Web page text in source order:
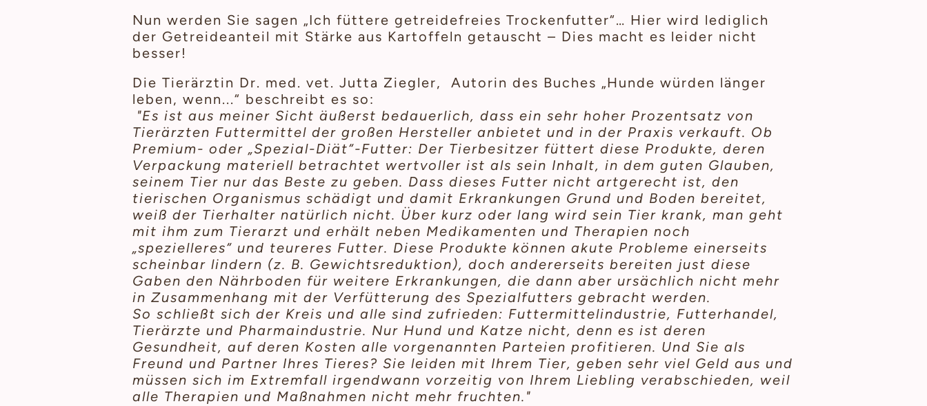
Nun werden Sie sagen „Ich füttere getreidefreies Trockenfutter“… Hier wird lediglich
der Getreideanteil mit Stärke aus Kartoffeln getauscht – Dies macht es leider nicht
besser!
Die Tierärztin Dr. med. vet. Jutta Ziegler, Autorin des Buches „Hunde würden länger
leben, wenn...“ beschreibt es so:
"Es ist aus meiner Sicht äußerst bedauerlich, dass ein sehr hoher Prozentsatz von
Tierärzten Futtermittel der großen Hersteller anbietet und in der Praxis verkauft. Ob
Premium- oder „Spezial-Diät“-Futter: Der Tierbesitzer füttert diese Produkte, deren
Verpackung materiell betrachtet wertvoller ist als sein Inhalt, in dem guten Glauben,
seinem Tier nur das Beste zu geben. Dass dieses Futter nicht artgerecht ist, den
tierischen Organismus schädigt und damit Erkrankungen Grund und Boden bereitet,
weiß der Tierhalter natürlich nicht. Über kurz oder lang wird sein Tier krank, man geht
mit ihm zum Tierarzt und erhält neben Medikamenten und Therapien noch
„spezielleres“ und teureres Futter. Diese Produkte können akute Probleme einerseits
scheinbar lindern (z. B. Gewichtsreduktion), doch andererseits bereiten just diese
Gaben den Nährboden für weitere Erkrankungen, die dann aber ursächlich nicht mehr
in Zusammenhang mit der Verfütterung des Spezialfutters gebracht werden.
So schließt sich der Kreis und alle sind zufrieden: Futtermittelindustrie, Futterhandel,
Tierärzte und Pharmaindustrie. Nur Hund und Katze nicht, denn es ist deren
Gesundheit, auf deren Kosten alle vorgenannten Parteien profitieren. Und Sie als
Freund und Partner Ihres Tieres? Sie leiden mit Ihrem Tier, geben sehr viel Geld aus und
müssen sich im Extremfall irgendwann vorzeitig von Ihrem Liebling verabschieden, weil
alle Therapien und Maßnahmen nicht mehr fruchten."